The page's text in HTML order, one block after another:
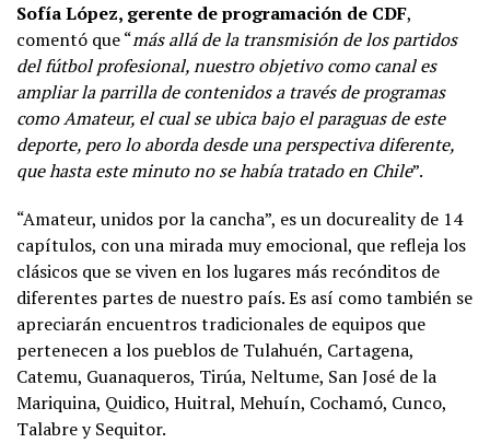
Sofía López, gerente de programación de CDF,
comentó que “más allá de la transmisión de los partidos
del fútbol profesional, nuestro objetivo como canal es
ampliar la parrilla de contenidos a través de programas
como Amateur, el cual se ubica bajo el paraguas de este
deporte, pero lo aborda desde una perspectiva diferente,
que hasta este minuto no se había tratado en Chile”.
“Amateur, unidos por la cancha”, es un docureality de 14
capítulos, con una mirada muy emocional, que refleja los
clásicos que se viven en los lugares más recónditos de
diferentes partes de nuestro país. Es así como también se
apreciarán encuentros tradicionales de equipos que
pertenecen a los pueblos de Tulahuén, Cartagena,
Catemu, Guanaqueros, Tirúa, Neltume, San José de la
Mariquina, Quidico, Huitral, Mehuín, Cochamó, Cunco,
Talabre y Sequitor.